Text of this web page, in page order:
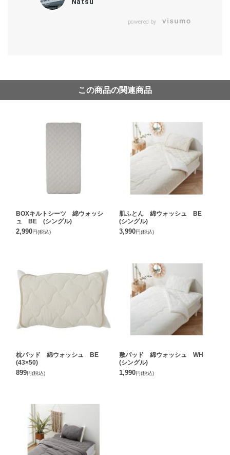
powered by
この商品の関連商品
BOXキルトシーツ 綿ウォッシ
ュ BE (シングル)
2,990円(税込)
肌ふとん 綿ウォッシュ BE
(シングル)
3,990円(税込)
枕パッド 綿ウォッシュ BE
(43×50)
899円(税込)
敷パッド 綿ウォッシュ WH
(シングル)
1,990円(税込)